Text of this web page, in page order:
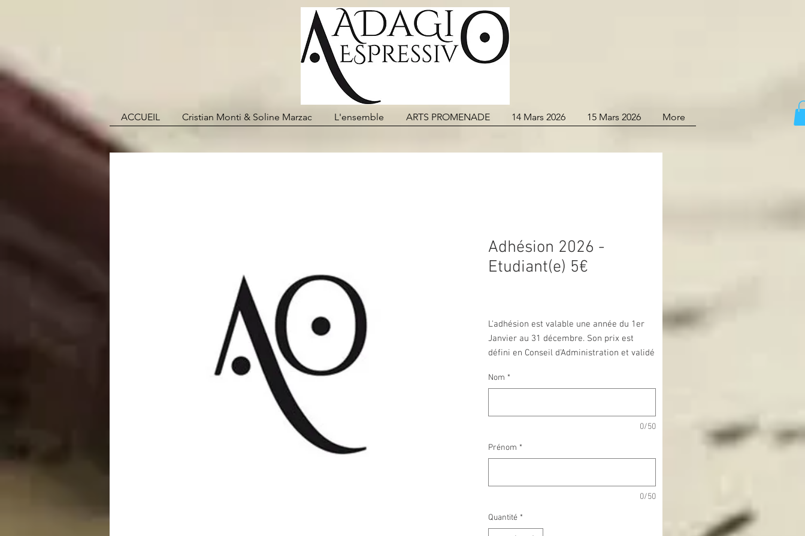
ACCUEIL Cristian Monti & Soline Marzac L'ensemble ARTS PROMENADE 14 Mars 2026 15 Mars 2026 More
Adhésion 2026 -
Etudiant(e) 5€
L'adhésion est valable une année du 1er
Janvier au 31 décembre. Son prix est
défini en Conseil d'Administration et validé
l'année 2026 le Conseil d'Administration a
Nom *
0/50
Prénom *
0/50
Quantité *